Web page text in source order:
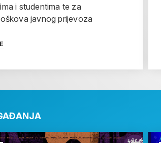
i studentima te za
javnog prijevoza